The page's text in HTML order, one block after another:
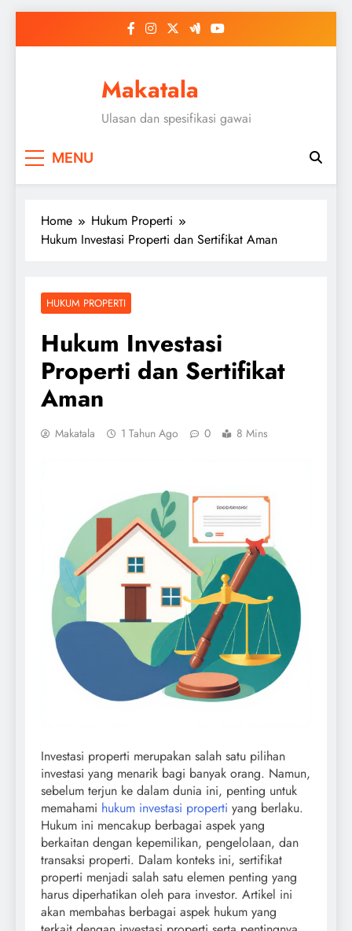
Makatala
Ulasan dan spesifikasi gawai
MENU
Home
Hukum Properti
Hukum Investasi Properti dan Sertifikat Aman
HUKUM PROPERTI
Hukum Investasi
Properti dan Sertifikat
Aman
Makatala 1 Tahun Ago 0 8 Mins
Investasi properti merupakan salah satu pilihan
investasi yang menarik bagi banyak orang. Namun,
sebelum terjun ke dalam dunia ini, penting untuk
memahami hukum investasi properti yang berlaku.
Hukum ini mencakup berbagai aspek yang
berkaitan dengan kepemilikan, pengelolaan, dan
transaksi properti. Dalam konteks ini, sertifikat
properti menjadi salah satu elemen penting yang
harus diperhatikan oleh para investor. Artikel ini
akan membahas berbagai aspek hukum yang